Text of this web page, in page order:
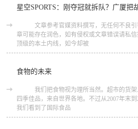
星空SPORTS：刚夺冠就拆队？广厦把
文章参考官媒资料撰写，无任何不良引
章可能存在润色，如有侵权或文章错误请
顶级的本土内线，如今却被
食物的未来
我们把食物视为理所当然。超市的货架
四季佳品，来自世界各地。不过从2007年末到
我们看到了国际食品